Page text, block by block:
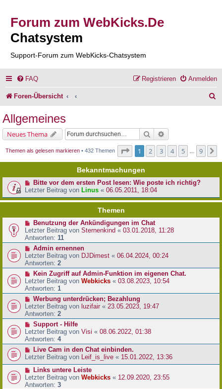
Forum zum WebKicks.De
Chatsystem
Support-Forum zum WebKicks-Chatsystem
FAQ Anmelden
Registrieren
Foren-Übersicht
Allgemeines
Neues Thema Suche
Themen als gelesen markieren• 432 Themen Seite von
1 2 3 4 5 9
Bekanntmachungen
Bitte vor dem ersten Post lesen: Wie poste ich richtig?
Letzter Beitrag von Linus « 06.05.2011, 18:04
Themen
Benutzung der Ankündigungen im Chat
Letzter Beitrag von Sternenkind « 03.01.2018, 11:28
Antworten: 11
Admin ernennen
Letzter Beitrag von DJDimest « 06.04.2024, 00:24
Antworten: 2
Kein Zugriff auf Admin-Funktion im eigenen Chat.
Letzter Beitrag von Webkicks « 03.08.2023, 10:54
Antworten: 1
Werbung unterdrücken; Bezahlung
Letzter Beitrag von luzifair « 23.05.2023, 19:47
Antworten: 2
Support - Hilfe
Letzter Beitrag von Visi « 08.06.2022, 01:38
Antworten: 4
Live Cam in den Chat einbinden.
Letzter Beitrag von
Leif_is_live « 15.01.2022, 13:36
Links untere Leiste
Letzter Beitrag von Webkicks « 12.09.2020, 23:55
Antworten: 3